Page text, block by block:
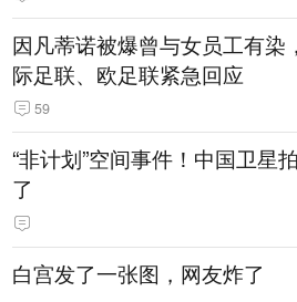
因凡蒂诺被爆曾与女员工有染
际足联、欧足联紧急回应
59
“非计划”空间事件！中国卫星
了
白宫发了一张图，网友炸了